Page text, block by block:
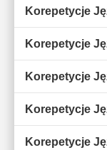
Korepetycje
Korepetycje
Korepetycje
Korepetycje
Korepetycje